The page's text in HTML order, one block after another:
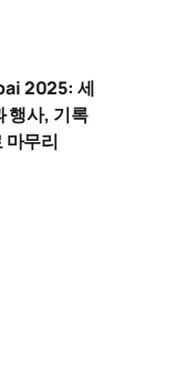
2025: 세
행사, 기록
마무리